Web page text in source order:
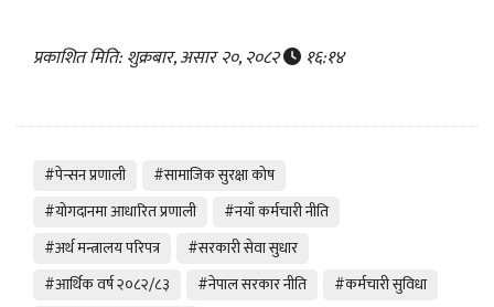
प्रकाशित मिति: शुक्रबार, असार २०, २०८२ १६:१४
#पेन्सन प्रणाली
#सामाजिक सुरक्षा कोष
#योगदानमा आधारित प्रणाली
#नयाँ कर्मचारी नीति
#अर्थ मन्त्रालय परिपत्र
#सरकारी सेवा सुधार
#आर्थिक वर्ष २०८२/८३
#नेपाल सरकार नीति
#कर्मचारी सुविधा